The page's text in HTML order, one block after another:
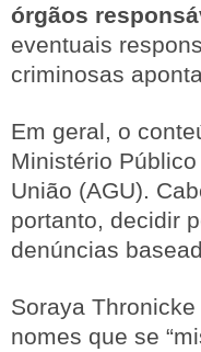
órgãos
eventuais
criminosas
Em geral, o
Ministério
União (AGU).
portanto, decidir
denúncias
Soraya
nomes que se